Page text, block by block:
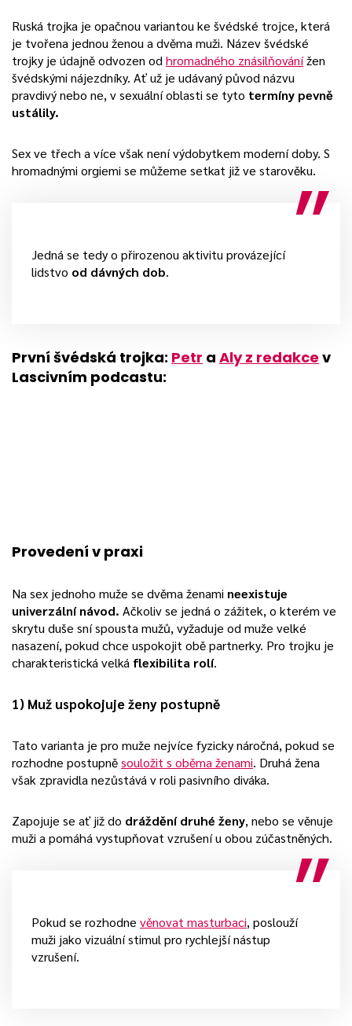
Ruská trojka je opačnou variantou ke švédské trojce, která
je tvořena jednou ženou a dvěma muži. Název švédské
trojky je údajně odvozen od hromadného znásilňovánížen
švédskými nájezdníky. Ať už je udávaný původ názvu
pravdivý nebo ne, v sexuální oblasti se tyto termíny pevně
ustálily.
Sex ve třech a více však není výdobytkem moderní doby. S
hromadnými orgiemi se můžeme setkat již ve starověku.
Jedná se tedy o přirozenou aktivitu provázející
lidstvo od dávných dob.
První švédská trojka: Petr a Aly z redakce v
Lascivním podcastu:
Provedení v praxi
Na sex jednoho muže se dvěma ženami neexistuje
univerzální návod. Ačkoliv se jedná o zážitek, o kterém ve
skrytu duše sní spousta mužů, vyžaduje od muže velké
nasazení, pokud chce uspokojit obě partnerky. Pro trojku je
charakteristická velká flexibilita rolí.
1) Muž uspokojuje ženy postupně
Tato varianta je pro muže nejvíce fyzicky náročná, pokud se
rozhodne postupněsouložit s oběma ženami. Druhá žena
však zpravidla nezůstává v roli pasivního diváka.
Zapojuje se ať již do dráždění druhé ženy, nebo se věnuje
muži a pomáhá vystupňovat vzrušení u obou zúčastněných.
Pokud se rozhodne věnovat masturbaci, poslouží
muži jako vizuální stimul pro rychlejší nástup
vzrušení.